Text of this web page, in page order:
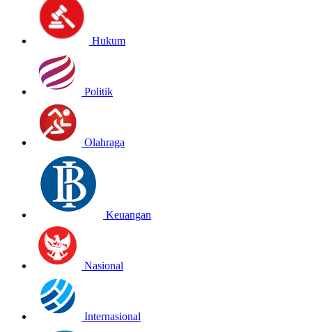
Hukum
Politik
Olahraga
Keuangan
Nasional
Internasional